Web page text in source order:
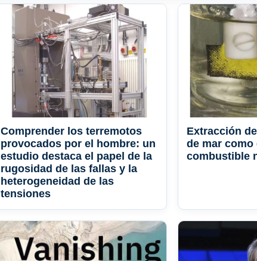
Comprender los terremotos
provocados por el hombre: un
estudio destaca el papel de la
rugosidad de las fallas y la
heterogeneidad de las
tensiones
Extracción
de mar como
combustible